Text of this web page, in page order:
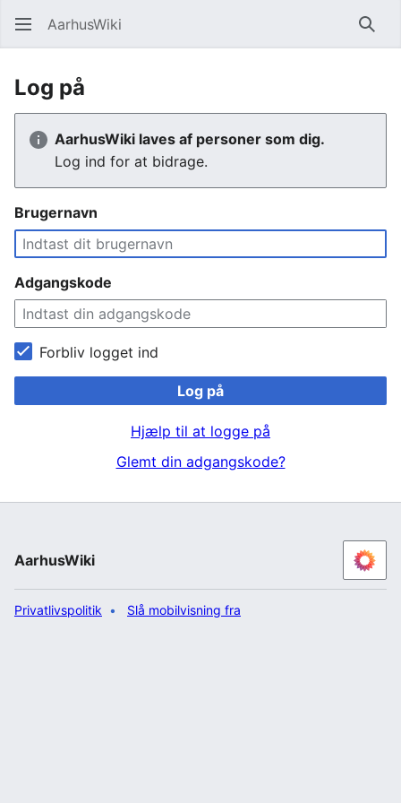
AarhusWiki Søg
Log på
AarhusWiki laves af personer som dig.
Log ind for at bidrage.
Brugernavn
Adgangskode
Forbliv logget ind
Log på
Hjælp til at logge på
Glemt din adgangskode?
AarhusWiki
Privatlivspolitik Slå mobilvisning fra